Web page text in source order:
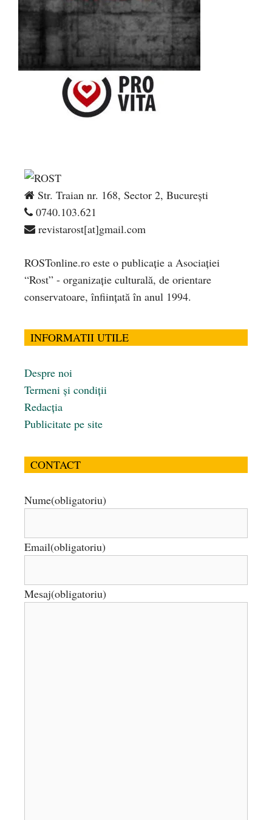
Str. Traian nr. 168, Sector 2, București
0740.103.621
revistarost[at]gmail.com
ROSTonline.ro este o publicaţie a Asociaţiei
“Rost” - organizaţie culturală, de orientare
conservatoare, înfiinţată în anul 1994.
INFORMATII UTILE
Despre noi
Termeni și condiții
Redacția
Publicitate pe site
CONTACT
Nume(obligatoriu)
Email(obligatoriu)
Mesaj(obligatoriu)